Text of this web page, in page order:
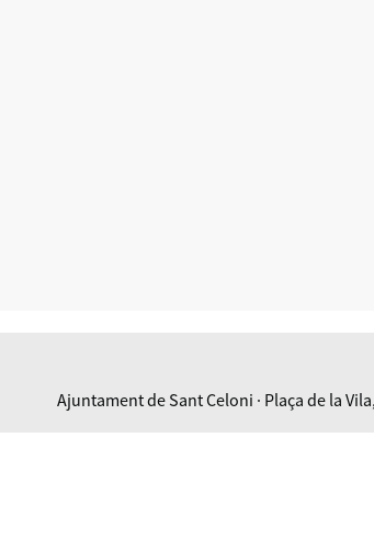
Ajuntament de Sant Celoni · Plaça de la Vila,